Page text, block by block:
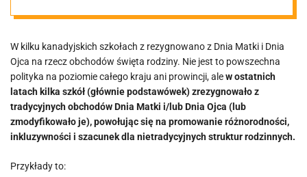
Matki i Ojca w
imię
różnorodności
W kilku kanadyjskich szkołach z rezygnowano z Dnia Matki i Dnia
Ojca na rzecz obchodów święta rodziny. Nie jest to powszechna
polityka na poziomie całego kraju ani prowincji, alew ostatnich
latach kilka szkół (głównie podstawówek) zrezygnowało z
tradycyjnych obchodówDnia Matki i/lubDnia Ojca (lub
zmodyfikowało je), powołując się na promowanie różnorodności,
inkluzywności i szacunek dla nietradycyjnych struktur rodzinnych.
Przykłady to: